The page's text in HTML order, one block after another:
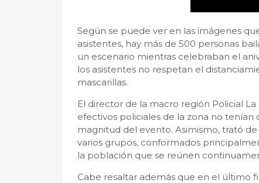
Según se puede ver en las imágenes
asistentes, hay más de 500 personas
un escenario mientras celebraban el
los asistentes no respetan el
mascarillas.
El director de la macro región Policial
efectivos policiales de la zona no
magnitud del evento. Asimismo, trató
varios grupos, conformados
la población que se reúnen
Cabe resaltar además que en el último